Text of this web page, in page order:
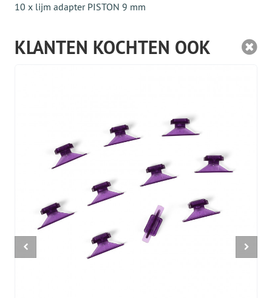
10 x lijm adapter PISTON 9 mm
KLANTEN KOCHTEN OOK